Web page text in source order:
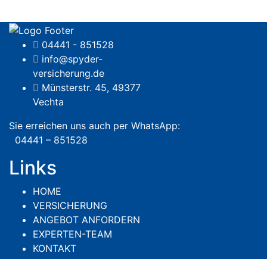
04441 - 851528
info@spyder-
versicherung.de
Münsterstr. 45, 49377
Vechta
Sie erreichen uns auch per WhatsApp:
04441 – 851528
Links
HOME
VERSICHERUNG
ANGEBOT ANFORDERN
EXPERTEN-TEAM
KONTAKT